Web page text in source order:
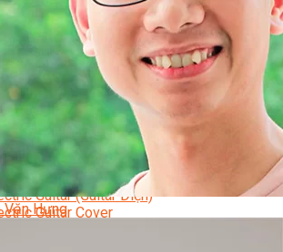
Đề Chăm Sóc Sắc Đẹp
Chuyên Nghiệp
Nghiệp
Violin
Cover
Piano
Đệm Hát
Trẻ Em
Guitar
Đệm Hát
Guitar (Guitar Điện)
Guitar Cover
Văn Hưng